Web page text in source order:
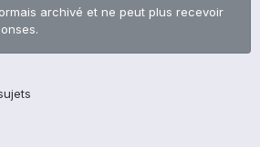
archivé et ne peut plus recevoir